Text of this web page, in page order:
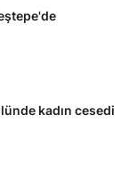
kadın cesedi